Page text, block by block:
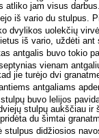
atliko jam visus
iš vario du stulpus.
dvylikos uolekčių
iš vario, uždėti
antgalis buvo tokio
vienam
jie turėjo dvi
antgaliams
buvo lelijos
stulpų aukščiau ir
du šimtai
stulpus didžiosios